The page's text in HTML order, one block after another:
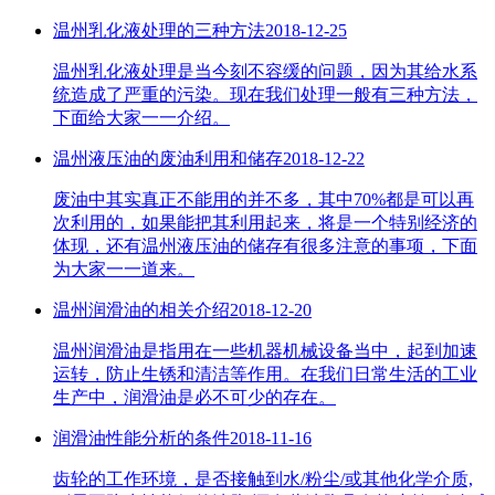
温州乳化液处理的三种方法2018-12-25
温州乳化液处理是当今刻不容缓的问题，因为其给水系
统造成了严重的污染。现在我们处理一般有三种方法，
下面给大家一一介绍。
温州液压油的废油利用和储存2018-12-22
废油中其实真正不能用的并不多，其中70%都是可以再
次利用的，如果能把其利用起来，将是一个特别经济的
体现，还有温州液压油的储存有很多注意的事项，下面
为大家一一道来。
温州润滑油的相关介绍2018-12-20
温州润滑油是指用在一些机器机械设备当中，起到加速
运转，防止生锈和清洁等作用。在我们日常生活的工业
生产中，润滑油是必不可少的存在。
润滑油性能分析的条件2018-11-16
齿轮的工作环境，是否接触到水/粉尘/或其他化学介质,